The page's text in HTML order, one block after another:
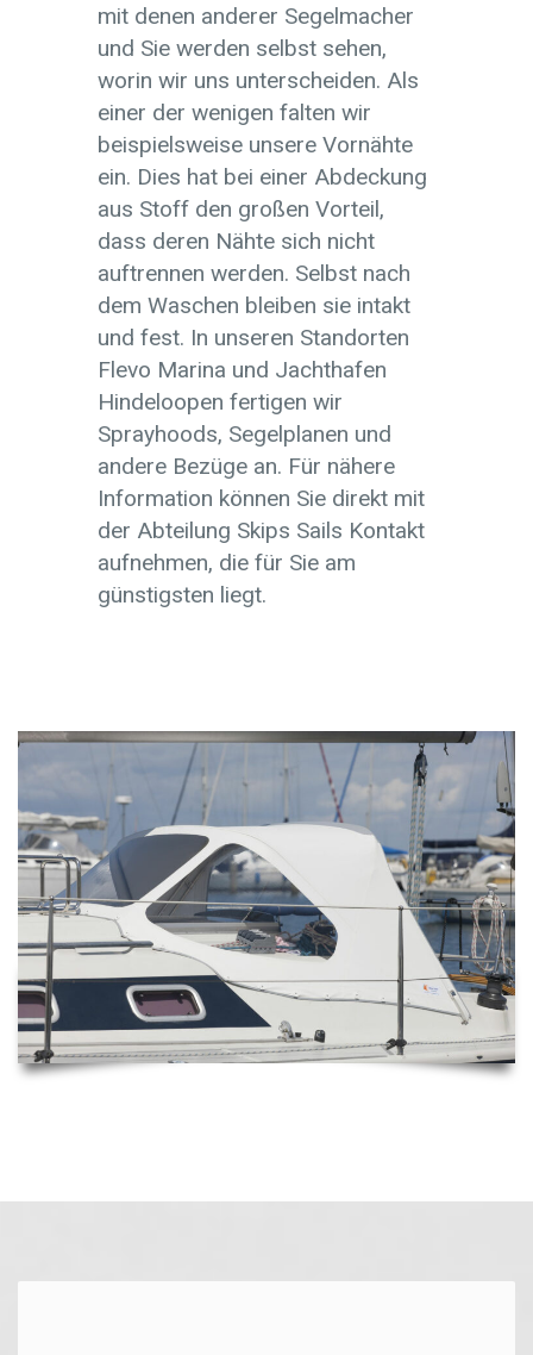
mit denen anderer Segelmacher
und Sie werden selbst sehen,
worin wir uns unterscheiden. Als
einer der wenigen falten wir
beispielsweise unsere Vornähte
ein. Dies hat bei einer Abdeckung
aus Stoff den großen Vorteil,
dass deren Nähte sich nicht
auftrennen werden. Selbst nach
dem Waschen bleiben sie intakt
und fest. In unseren Standorten
Flevo Marina und Jachthafen
Hindeloopen fertigen wir
Sprayhoods, Segelplanen und
andere Bezüge an. Für nähere
Information können Sie direkt mit
der Abteilung Skips Sails Kontakt
aufnehmen, die für Sie am
günstigsten liegt.